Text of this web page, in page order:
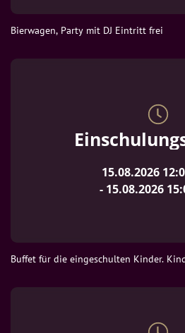
Bierwagen, Party mit DJ Eintritt frei
15.08.2026
- 15.08.2026
Buffet für die eingeschulten Kinder.